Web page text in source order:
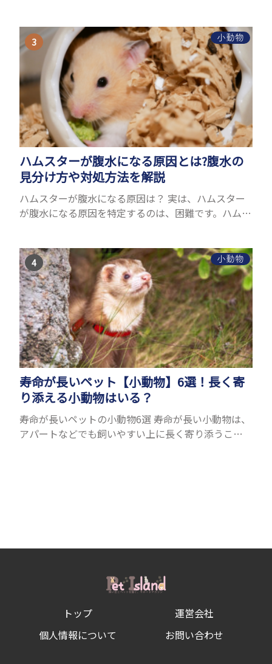
が多い...
小動物
ハムスターが腹水になる原因とは?腹水の
見分け方や対処方法を解説
ハムスターが腹水になる原因は？ 実は、ハムスター
が腹水になる原因を特定するのは、困難です。ハムス
理由はさま...
小動物
寿命が長いペット【小動物】6選！長く寄
り添える小動物はいる？
寿命が長いペットの小動物6選 寿命が長い小動物は、
アパートなどでも飼いやすい上に長く寄り添うこと
トップ
運営会社
個人情報について
お問い合わせ